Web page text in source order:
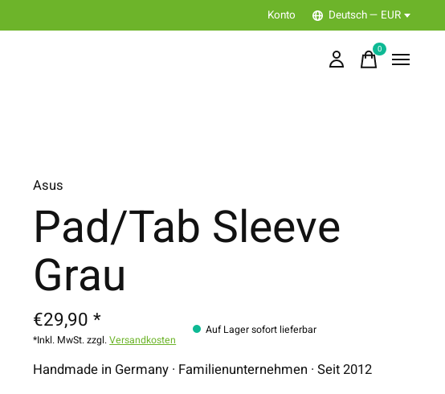
Konto Deutsch — EUR
0items
Asus
Pad/Tab Sleeve
Grau
€29,90 *
*Inkl. MwSt. zzgl.Versandkosten
Auf Lager sofort lieferbar
Handmade in Germany · Familienunternehmen · Seit 2012